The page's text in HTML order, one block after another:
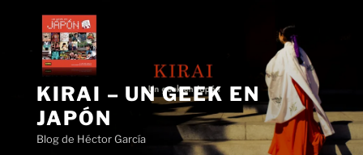
contenido
KIRAI – UN GEEK EN
JAPÓN
Blog de Héctor García